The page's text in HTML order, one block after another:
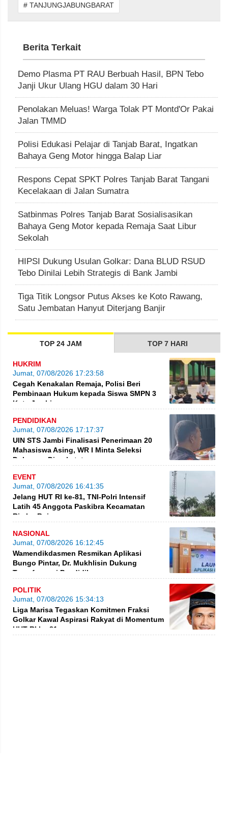
# TANJUNGJABUNGBARAT
Berita Terkait
Demo Plasma PT RAU Berbuah Hasil, BPN Tebo
Janji Ukur Ulang HGU dalam 30 Hari
Penolakan Meluas! Warga Tolak PT Montd'Or Pakai
Jalan TMMD
Polisi Edukasi Pelajar di Tanjab Barat, Ingatkan
Bahaya Geng Motor hingga Balap Liar
Respons Cepat SPKT Polres Tanjab Barat Tangani
Kecelakaan di Jalan Sumatra
Satbinmas Polres Tanjab Barat Sosialisasikan
Bahaya Geng Motor kepada Remaja Saat Libur
Sekolah
HIPSI Dukung Usulan Golkar: Dana BLUD RSUD
Tebo Dinilai Lebih Strategis di Bank Jambi
Tiga Titik Longsor Putus Akses ke Koto Rawang,
Satu Jembatan Hanyut Diterjang Banjir
TOP 24 JAM TOP 7 HARI
HUKRIM
Jumat, 07/08/2026 17:23:58
Cegah Kenakalan Remaja, Polisi Beri
Pembinaan Hukum kepada Siswa SMPN 3
Kota Jambi
PENDIDIKAN
Jumat, 07/08/2026 17:17:37
UIN STS Jambi Finalisasi Penerimaan 20
Mahasiswa Asing, WR I Minta Seleksi
Dokumen Diperketat
EVENT
Jumat, 07/08/2026 16:41:35
Jelang HUT RI ke-81, TNI-Polri Intensif
Latih 45 Anggota Paskibra Kecamatan
Rimbo Bujang
NASIONAL
Jumat, 07/08/2026 16:12:45
Wamendikdasmen Resmikan Aplikasi
Bungo Pintar, Dr. Mukhlisin Dukung
Transformasi Pendidikan
POLITIK
Jumat, 07/08/2026 15:34:13
Liga Marisa Tegaskan Komitmen Fraksi
Golkar Kawal Aspirasi Rakyat di Momentum
HUT RI ke-81